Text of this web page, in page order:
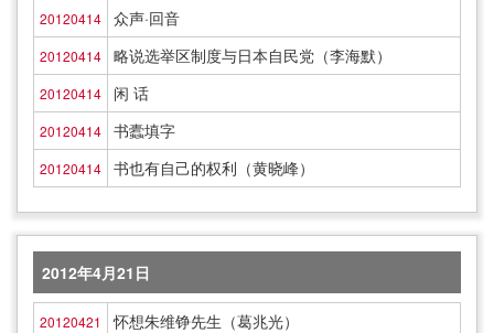
20120414 众声·回音
20120414 略说选举区制度与日本自民党（李海默）
20120414 闲 话
20120414 书蠹填字
20120414 书也有自己的权利（黄晓峰）
2012年4月21日
20120421 怀想朱维铮先生（葛兆光）